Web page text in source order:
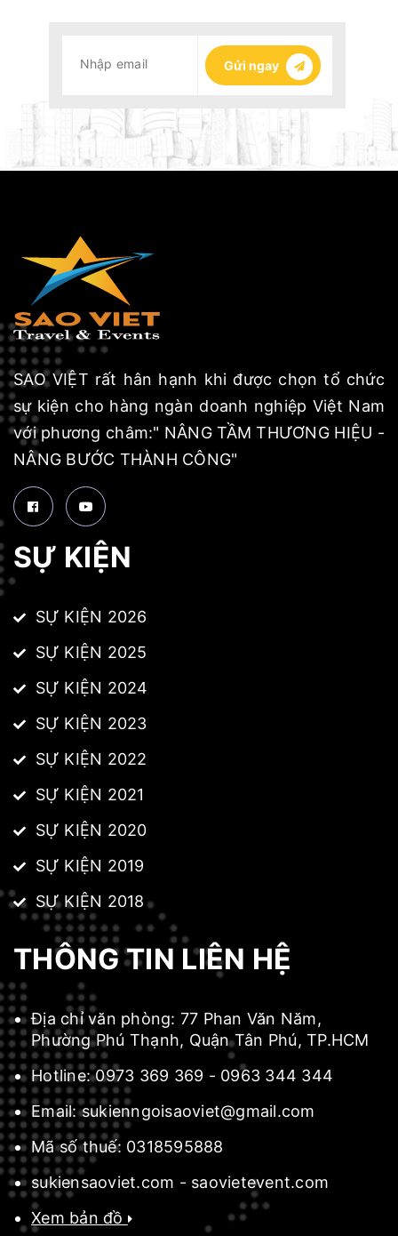
Gửi ngay
SAO VIỆT rất hân hạnh khi được chọn tổ chức
sự kiện cho hàng ngàn doanh nghiệp Việt Nam
với phương châm:" NÂNG TẦM THƯƠNG HIỆU -
NÂNG BƯỚC THÀNH CÔNG"
SỰ KIỆN
SỰ KIỆN 2026
SỰ KIỆN 2025
SỰ KIỆN 2024
SỰ KIỆN 2023
SỰ KIỆN 2022
SỰ KIỆN 2021
SỰ KIỆN 2020
SỰ KIỆN 2019
SỰ KIỆN 2018
THÔNG TIN LIÊN HỆ
Địa chỉ văn phòng: 77 Phan Văn Năm,
Phường Phú Thạnh, Quận Tân Phú, TP.HCM
Hotline: 0973 369 369 - 0963 344 344
Email: sukienngoisaoviet@gmail.com
Mã số thuế: 0318595888
sukiensaoviet.com - saovietevent.com
Xem bản đồ